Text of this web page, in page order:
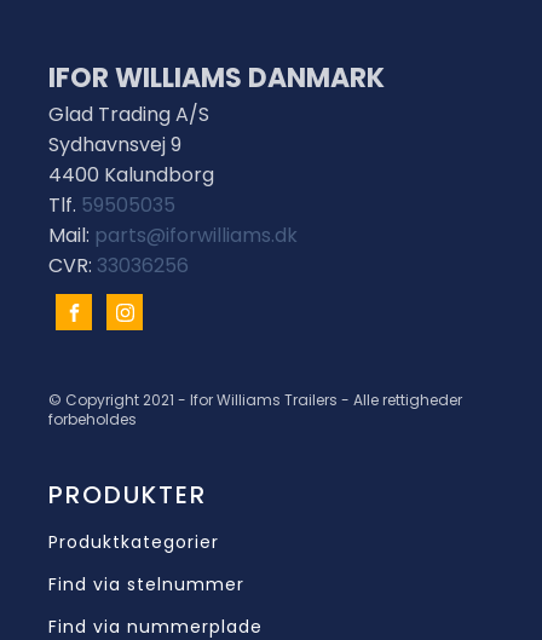
IFOR WILLIAMS DANMARK
Glad Trading A/S
Sydhavnsvej 9
4400 Kalundborg
Tlf. 59505035
Mail: parts@iforwilliams.dk
CVR: 33036256
© Copyright 2021 - Ifor Williams Trailers - Alle rettigheder
forbeholdes
PRODUKTER
Produktkategorier
Find via stelnummer
Find via nummerplade